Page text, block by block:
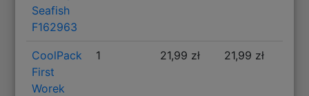
Seafish
F162963
CoolPack
First
Worek
1 21,99 zł 21,99 zł